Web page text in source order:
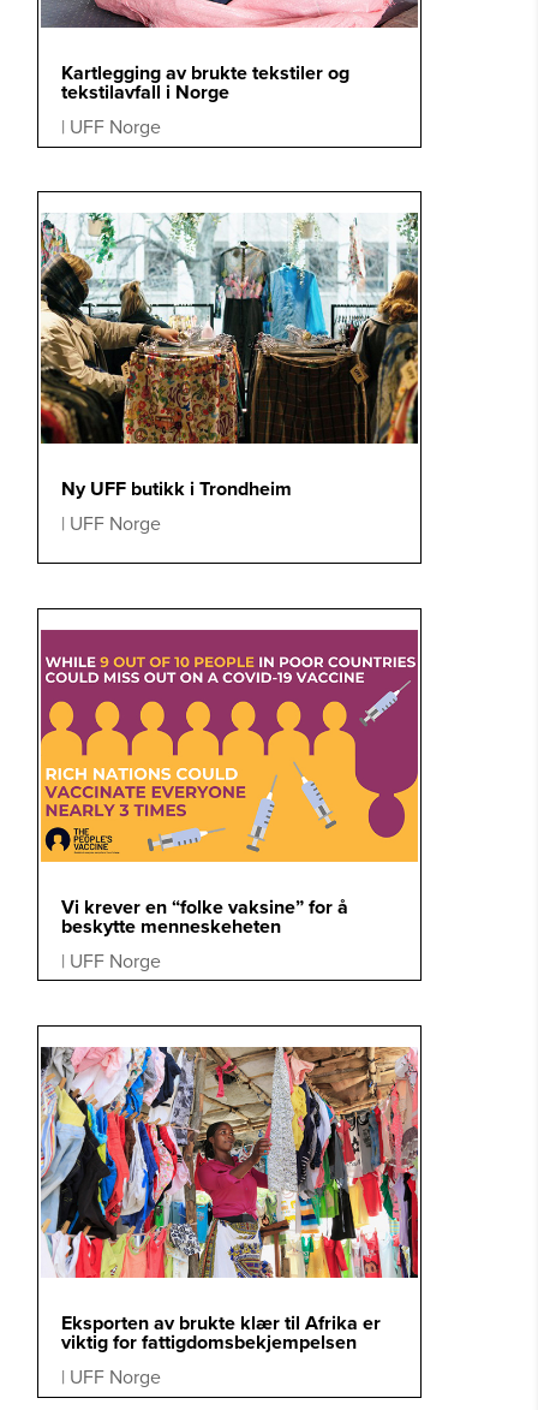
Kartlegging av brukte tekstiler og
tekstilavfall i Norge
| UFF Norge
Ny UFF butikk i Trondheim
| UFF Norge
Vi krever en “folke vaksine” for å
beskytte menneskeheten
| UFF Norge
Eksporten av brukte klær til Afrika er
viktig for fattigdomsbekjempelsen
| UFF Norge